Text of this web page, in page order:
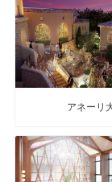
アネーリ